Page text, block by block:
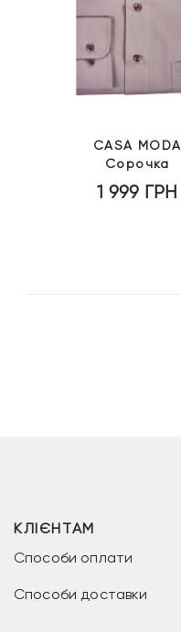
CASA MODA
Сорочка
1 999 ГРН
КЛІЄНТАМ
Способи оплати
Способи доставки